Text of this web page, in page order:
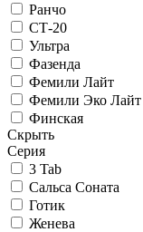
Ранчо
СТ-20
Ультра
Фазенда
Фемили Лайт
Фемили Эко Лайт
Финская
Скрыть
Серия
3 Tab
Сальса Соната
Готик
Женева